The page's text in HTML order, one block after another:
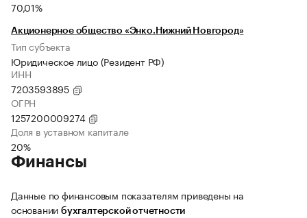
70,01%
Акционерное общество «Энко.Нижний Новгород»
Тип субъекта
Юридическое лицо (Резидент РФ)
ИНН
7203593895
ОГРН
1257200009274
Доля в уставном капитале
20%
Финансы
Данные по финансовым показателям приведены на
основании бухгалтерской отчетности